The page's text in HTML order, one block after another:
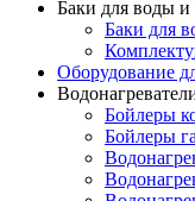
Баки для воды и
Баки для
Оборудование
Бойлеры
Бойлеры